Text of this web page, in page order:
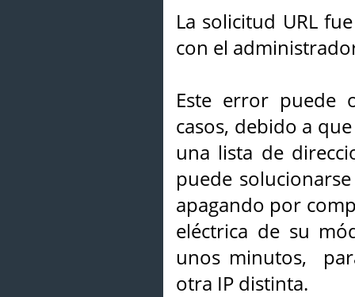
La solicitud URL
con el
Este error puede
casos, debido a
una lista de
puede
apagando por
eléctrica de su
unos minutos,
otra IP distinta.